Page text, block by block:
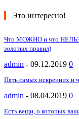
Это интересно!
Что МОЖНО и что НЕЛЬЗЯ
золотых правил)
admin - 09.12.2019 0
Пять самых искренних и
admin - 08.04.2019 0
Есть вещи, о которых